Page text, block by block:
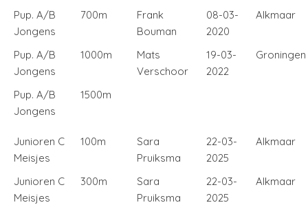
Pup. A/B
Jongens
700m
Frank
Bouman
08-03-
2020
Alkmaar
Pup. A/B
Jongens
1000m
Mats
Verschoor
19-03-
2022
Groningen
Pup. A/B
Jongens
1500m
Junioren C
Meisjes
100m
Sara
Pruiksma
22-03-
2025
Alkmaar
Junioren C
Meisjes
300m
Sara
Pruiksma
22-03-
2025
Alkmaar